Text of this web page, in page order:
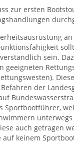
zur ersten
an
sein.
geeigneten
der
Sportbootführer,
auch getragen
auf keinem